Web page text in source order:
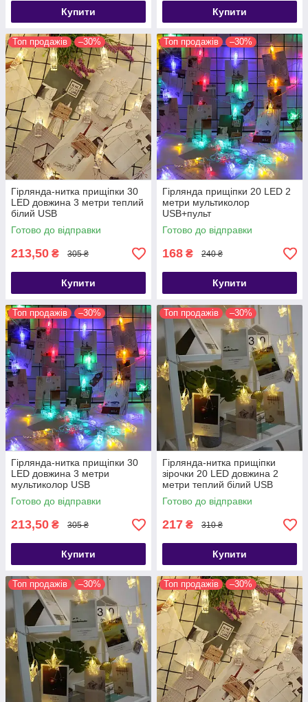
Купити Купити
Топ продажів –30%
Гірлянда-нитка прищіпки 30
LED довжина 3 метри теплий
білий USB
Готово до відправки
213,50 ₴ 305 ₴
Купити
Топ продажів –30%
Гірлянда прищіпки 20 LED 2
метри мультиколор
USB+пульт
Готово до відправки
168 ₴ 240 ₴
Купити
Топ продажів –30%
Гірлянда-нитка прищіпки 30
LED довжина 3 метри
мультиколор USB
Готово до відправки
213,50 ₴ 305 ₴
Купити
Топ продажів –30%
Гірлянда-нитка прищіпки
зірочки 20 LED довжина 2
метри теплий білий USB
Готово до відправки
217 ₴ 310 ₴
Купити
Топ продажів –30% Топ продажів –30%